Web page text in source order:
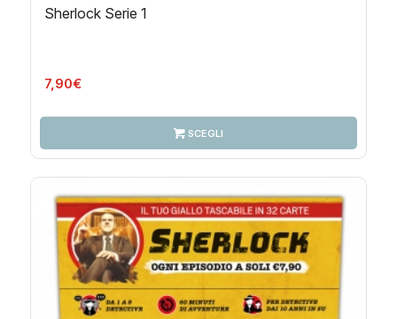
Sherlock Serie 1
7,90€
SCEGLI